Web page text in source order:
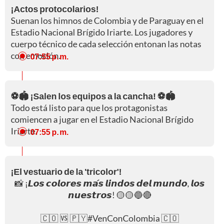
¡Actos protocolarios!
Suenan los himnos de Colombia y de Paraguay en el
Estadio Nacional Brígido Iriarte. Los jugadores y
cuerpo técnico de cada selección entonan las notas
con emoción.
07:55 p. m.
⚽🏟️ ¡Salen los equipos a la cancha! ⚽🏟️
Todo está listo para que los protagonistas
comiencen a jugar en el Estadio Nacional Brígido
Iriarte.07:55 p. m.
¡El vestuario de la 'tricolor'!
📸 ¡𝙇𝙤𝙨 𝙘𝙤𝙡𝙤𝙧𝙚𝙨 𝙢𝙖́𝙨 𝙡𝙞𝙣𝙙𝙤𝙨 𝙙𝙚𝙡 𝙢𝙪𝙣𝙙𝙤, 𝙡𝙤𝙨
𝙣𝙪𝙚𝙨𝙩𝙧𝙤𝙨! 🟡🟡🔵🔴
🇨🇴 🆚 🇵🇾#VenConColombia🇨🇴